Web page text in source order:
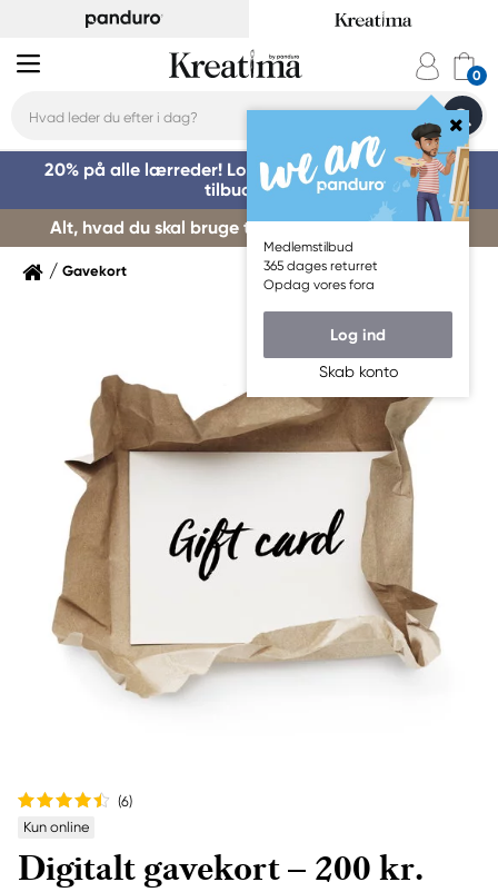
Medlemstilbud
365 dages returret
Opdag vores fora
Log ind
Skab konto
20% på alle lærreder! Log på for at benytte dig af
tilbuddet »
Alt, hvad du skal bruge til kursusstart – køb her »
Gavekort
(6)
Kun online
Digitalt gavekort – 200 kr.